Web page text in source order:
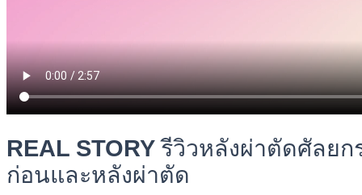
REAL STORYรีวิวหลังผ่าตัดศัลย
ก่อนและหลังผ่าตัด